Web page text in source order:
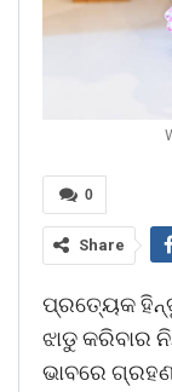
0
Share
ପ୍ରତ୍ୟେକ
ଝାଡୁ କରିବାର
ଭାବରେ ଗ୍ରହଣ